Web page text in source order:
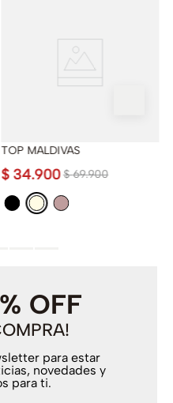
TOP MALDIVAS
$ 69.900
$ 34.900
OFF
para estar
novedades y
para ti.